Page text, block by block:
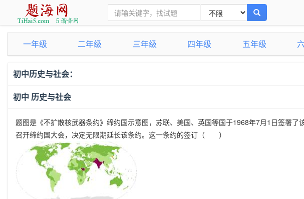
一年级 二年级 三年级 四年级 五年级
初中历史与社会：
初中 历史与社会
题图是《不扩散核武器条约》缔约国示意图，苏联、美国、英国等国于1968年7月1日签署
召开缔约国大会，决定无限期延长该条约。这一条约的签订（ ）